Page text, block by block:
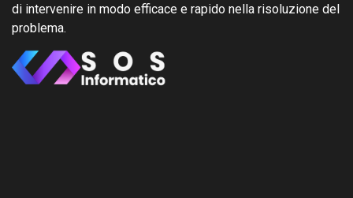
di intervenire in modo efficace e rapido nella risoluzione del
problema.